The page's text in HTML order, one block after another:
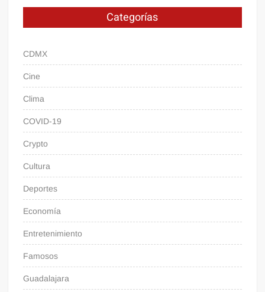
Categorías
CDMX
Cine
Clima
COVID-19
Crypto
Cultura
Deportes
Economía
Entretenimiento
Famosos
Guadalajara